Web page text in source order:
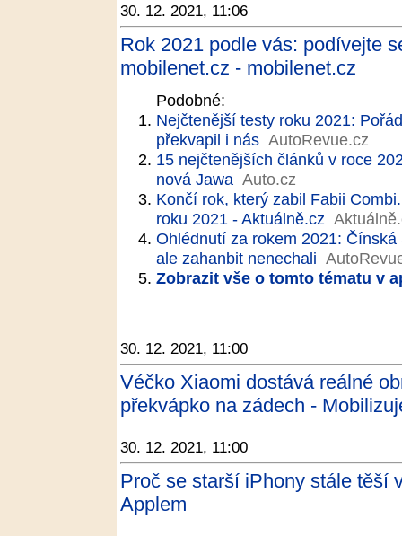
30. 12. 2021, 11:06
Rok 2021 podle vás: podívejte
mobilenet.cz - mobilenet.cz
Podobné:
Nejčtenější testy roku 2021:
překvapil i nás AutoRevue.cz
15 nejčtenějších článků v roce
nová Jawa Auto.cz
Končí rok, který zabil Fabii
roku 2021 - Aktuálně.cz
Ohlédnutí za rokem 2021:
ale zahanbit nenechali
Zobrazit vše o tomto tématu v
30. 12. 2021, 11:00
Véčko Xiaomi dostává reálné
překvápko na zádech -
30. 12. 2021, 11:00
Proč se starší iPhony stále těší
Applem